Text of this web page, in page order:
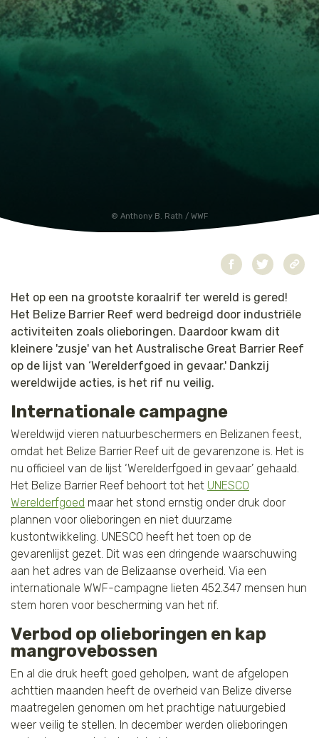
Anthony B. Rath / WWF
Het op een na grootste koraalrif ter wereld is gered!
Het Belize Barrier Reef werd bedreigd door industriële
activiteiten zoals olieboringen. Daardoor kwam dit
kleinere 'zusje' van het Australische Great Barrier Reef
op de lijst van ‘Werelderfgoed in gevaar.' Dankzij
wereldwijde acties, is het rif nu veilig.
Internationale campagne
Wereldwijd vieren natuurbeschermers en Belizanen feest,
omdat het Belize Barrier Reef uit de gevarenzone is. Het is
nu officieel van de lijst ‘Werelderfgoed in gevaar’ gehaald.
Het Belize Barrier Reef behoort tot het UNESCO
Werelderfgoed maar het stond ernstig onder druk door
plannen voor olieboringen en niet duurzame
kustontwikkeling. UNESCO heeft het toen op de
gevarenlijst gezet. Dit was een dringende waarschuwing
aan het adres van de Belizaanse overheid. Via een
internationale WWF-campagne lieten 452.347 mensen hun
stem horen voor bescherming van het rif.
Verbod op olieboringen en kap
mangrovebossen
En al die druk heeft goed geholpen, want de afgelopen
achttien maanden heeft de overheid van Belize diverse
maatregelen genomen om het prachtige natuurgebied
weer veilig te stellen. In december werden olieboringen
Jaguar
Leeuw
Orang-oetan
Steur
Tijger
Walvis
IJsbeer
Zeeschildpad
Kleding & Accessoires
Speelgoed